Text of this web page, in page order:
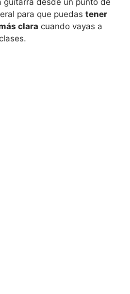
guitarra desde un punto de
para que puedas tener
clara cuando vayas a